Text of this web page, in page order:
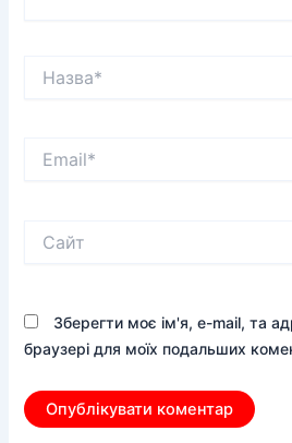
Зберегти моє ім'я, e-mail, та
браузері для моїх подальших